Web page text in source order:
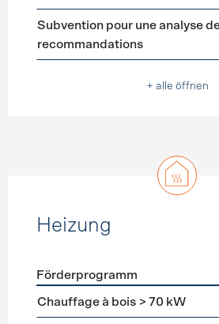
Subvention pour une analyse
recommandations
+ alle öffnen
Heizung
Förderprogramme Heizung
Förderprogramm
Chauffage à bois > 70 kW